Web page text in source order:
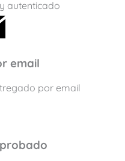
autenticado
email
por email